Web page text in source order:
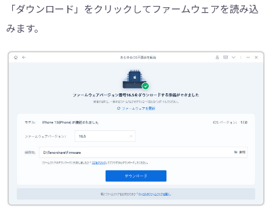
「ダウンロード」をクリックしてファームウェアを読み込
みます。